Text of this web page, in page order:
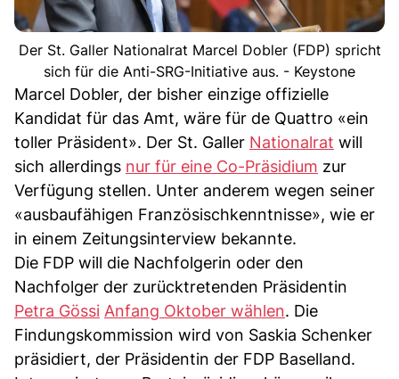
Der St. Galler Nationalrat Marcel Dobler (FDP) spricht
sich für die Anti-SRG-Initiative aus. - Keystone
Marcel Dobler, der bisher einzige offizielle
Kandidat für das Amt, wäre für de Quattro «ein
toller Präsident». Der St. Galler Nationalrat will
sich allerdings nur für eine Co-Präsidium zur
Verfügung stellen. Unter anderem wegen seiner
«ausbaufähigen Französischkenntnisse», wie er
in einem Zeitungsinterview bekannte.
Die FDP will die Nachfolgerin oder den
Nachfolger der zurücktretenden Präsidentin
Petra Gössi Anfang Oktober wählen. Die
Findungskommission wird von Saskia Schenker
präsidiert, der Präsidentin der FDP Baselland.